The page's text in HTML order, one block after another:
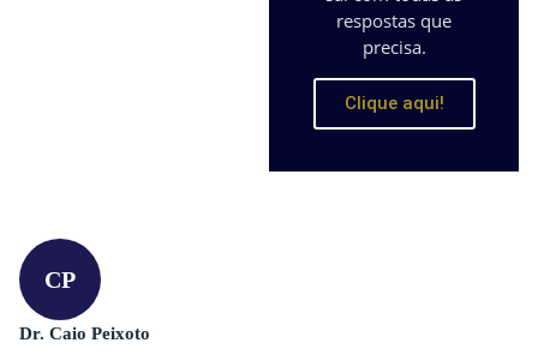
respostas que
precisa.
Clique aqui!
CP
Dr. Caio Peixoto